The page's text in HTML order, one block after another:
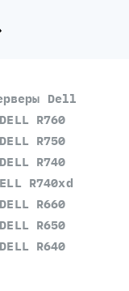
Dell
DELL R760
DELL R750
DELL R740
R740xd
DELL R660
DELL R650
DELL R640